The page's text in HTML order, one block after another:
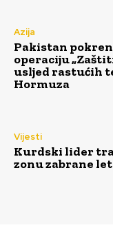
Azija
Pakistan
operaciju
usljed rastućih
Hormuza
Vijesti
Kurdski lider
zonu zabrane